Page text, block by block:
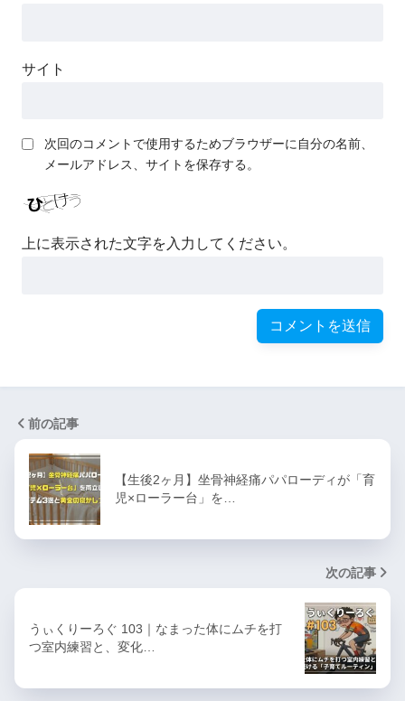
サイト
次回のコメントで使用するためブラウザーに自分の名前、
メールアドレス、サイトを保存する。
上に表示された文字を入力してください。
前の記事
​【生後2ヶ月】坐骨神経痛パパローディが「育
児×ローラー台」を…
次の記事
うぃくりーろぐ 103｜なまった体にムチを打
つ室内練習と、変化…